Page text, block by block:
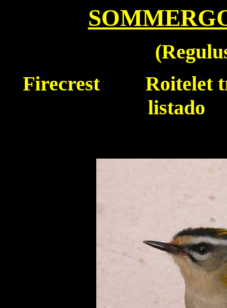
Firecrest
Roitelet
listado